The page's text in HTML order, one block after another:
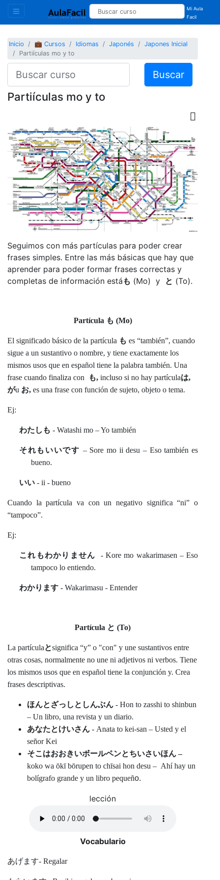
Mi Aula
Facil
Inicio 💼 Cursos Idiomas Japonés
Japones Inicial
Partiículas mo y to
Buscar
Partiículas mo y to
Seguimos con más partículas para poder crear
frases simples. Entre las más básicas que hay que
aprender para poder formar frases correctas y
completas de información está も (Mo) y と (To).
Partícula も (Mo)
El significado básico de la partícula も es “también”, cuando
sigue a un sustantivo o nombre, y tiene exactamente los
mismos usos que en español tiene la palabra también. Una
frase cuando finaliza con
も, incluso si no hay partículaは,
がu お, es una frase con función de sujeto, objeto o tema.
Ej:
わたしも - Watashi mo – Yo también
それもいいです – Sore mo ii desu – Eso también es
bueno.
いい - ii - bueno
Cuando la partícula va con un negativo significa “ni” o
“tampoco”.
Ej:
これもわかりません - Kore mo wakarimasen – Eso
tampoco lo entiendo.
わかります - Wakarimasu - Entender
Partícula と (To)
La partículaとsignifica “y” o "con" y une sustantivos entre
otras cosas, normalmente no une ni adjetivos ni verbos. Tiene
los mismos usos que en español tiene la conjunción y. Crea
frases descriptivas.
ほんとざっしとしんぶん - Hon to zasshi to shinbun
– Un libro, una revista y un diario.
あなたとけいさん - Anata to kei-san – Usted y el
señor Kei
そこはおおきいボールペンとちいさいほん–
koko wa ōkī bōrupen to chīsai hon desu – Ahí hay un
bolígrafo grande y un libro pequeño.
lección
Vocabulario
あげます- Regalar